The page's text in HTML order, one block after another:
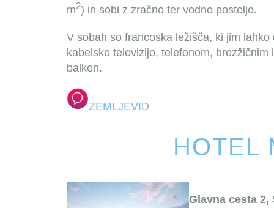
m2) in sobi z zračno ter vodno posteljo.
V sobah so francoska ležišča, ki jim
kabelsko televizijo, telefonom,
balkon.
ZEMLJEVID
HOTEL
Glavna cesta 2,